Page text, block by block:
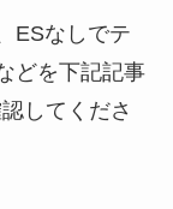
ESなしでテ
どを下記記事
してくださ